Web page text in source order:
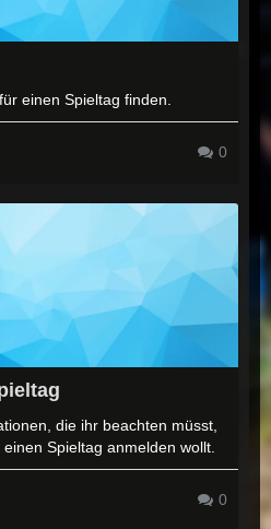
einen Spieltag finden.
0
die ihr beachten müsst,
Spieltag anmelden wollt.
0